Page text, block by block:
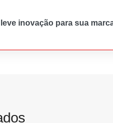
inovação para sua